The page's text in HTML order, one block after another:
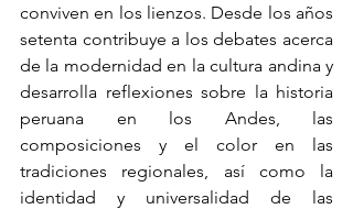
conviven en los lienzos. Desde los años
setenta contribuye a los debates acerca
de la modernidad en la cultura andina y
desarrolla reflexiones sobre la historia
peruana en los Andes, las
composiciones y el color en las
tradiciones regionales, así como la
identidad y universalidad de las